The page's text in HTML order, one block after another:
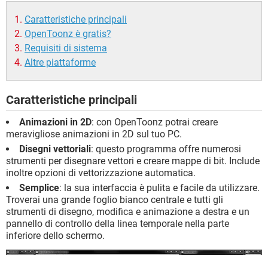
Caratteristiche principali
OpenToonz è gratis?
Requisiti di sistema
Altre piattaforme
Caratteristiche principali
Animazioni in 2D: con OpenToonz potrai creare
meravigliose animazioni in 2D sul tuo PC.
Disegni vettoriali: questo programma offre numerosi
strumenti per disegnare vettori e creare mappe di bit. Include
inoltre opzioni di vettorizzazione automatica.
Semplice: la sua interfaccia è pulita e facile da utilizzare.
Troverai una grande foglio bianco centrale e tutti gli
strumenti di disegno, modifica e animazione a destra e un
pannello di controllo della linea temporale nella parte
inferiore dello schermo.